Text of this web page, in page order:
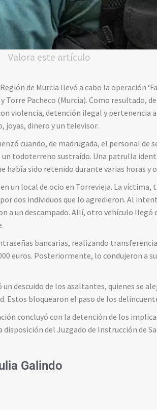
Valora este artículo
de Murcia llevó a cabo la operación
Torre Pacheco (Murcia). Como resultado,
violencia, detención ilegal y pertenencia
joyas, dinero y un televisor.
cuando, de madrugada, el personal de
un todoterreno sustraído. Una patrulla
había sido retenido durante varias horas y
un local de ocio en Torrevieja. La víctima,
dos individuos que lo agredieron. Al
a un descampado. Allí, otro vehículo llegó
bancarias, realizando
euros. Posteriormente, lo condujeron a
descuido de los asaltantes, quienes se
Estos bloquearon el paso de los
concluyó con la detención de los
disposición del Juzgado de Instrucción de
Galindo